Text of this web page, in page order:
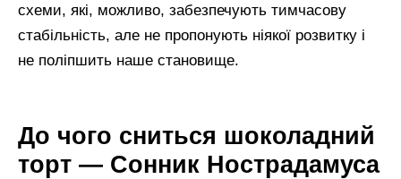
схеми, які, можливо, забезпечують тимчасову
стабільність, але не пропонують ніякої розвитку і
не поліпшить наше становище.
До чого сниться шоколадний
торт — Сонник Нострадамуса